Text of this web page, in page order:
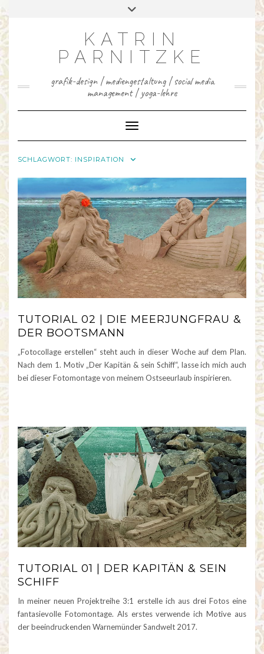
to
content
INSTAGRAM
FACEBOOK
LINKEDIN
KATRIN
PARNITZKE
grafik-design | mediengestaltung | social media
management | yoga-lehre
Toggle Navigation
SCHLAGWORT: INSPIRATION
TUTORIAL 02 | DIE MEERJUNGFRAU &
DER BOOTSMANN
„Fotocollage erstellen“ steht auch in dieser Woche auf dem Plan.
Nach dem 1. Motiv „Der Kapitän & sein Schiff“, lasse ich mich auch
bei dieser Fotomontage von meinem Ostseeurlaub inspirieren.
TUTORIAL 01 | DER KAPITÄN & SEIN
SCHIFF
In meiner neuen Projektreihe 3:1 erstelle ich aus drei Fotos eine
fantasievolle Fotomontage. Als erstes verwende ich Motive aus
der beeindruckenden Warnemünder Sandwelt 2017.